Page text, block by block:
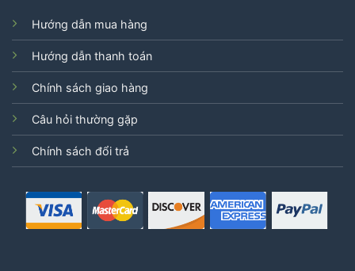
Hướng dẫn mua hàng
Hướng dẫn thanh toán
Chính sách giao hàng
Câu hỏi thường gặp
Chính sách đổi trả